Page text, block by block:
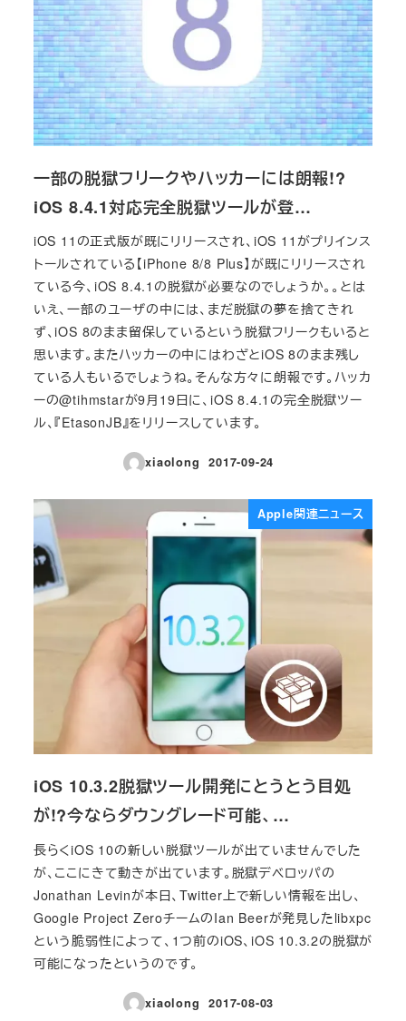
一部の脱獄フリークやハッカーには朗報!?
iOS 8.4.1対応完全脱獄ツールが登…
iOS 11の正式版が既にリリースされ、iOS 11がプリインス
トールされている【iPhone 8/8 Plus】が既にリリースされ
ている今、iOS 8.4.1の脱獄が必要なのでしょうか。。とは
いえ、一部のユーザの中には、まだ脱獄の夢を捨てきれ
ず、iOS 8のまま留保しているという脱獄フリークもいると
思います。またハッカーの中にはわざとiOS 8のまま残し
ている人もいるでしょうね。そんな方々に朗報です。ハッカ
ーの@tihmstarが9月19日に、iOS 8.4.1の完全脱獄ツー
ル、『EtasonJB』をリリースしています。
xiaolong
投稿日
2017-09-24
Apple関連ニュース
iOS 10.3.2脱獄ツール開発にとうとう目処
が!?今ならダウングレード可能、…
長らくiOS 10の新しい脱獄ツールが出ていませんでした
が、ここにきて動きが出ています。脱獄デベロッパの
Jonathan Levinが本日、Twitter上で新しい情報を出し、
Google Project ZeroチームのIan Beerが発見したlibxpc
という脆弱性によって、1つ前のiOS、iOS 10.3.2の脱獄が
可能になったというのです。
xiaolong
投稿日
2017-08-03